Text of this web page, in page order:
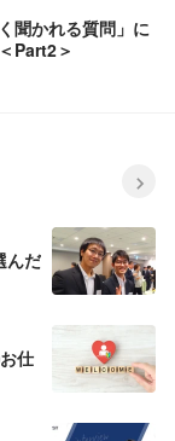
聞かれる質問」に
Part2＞
んだ
仕